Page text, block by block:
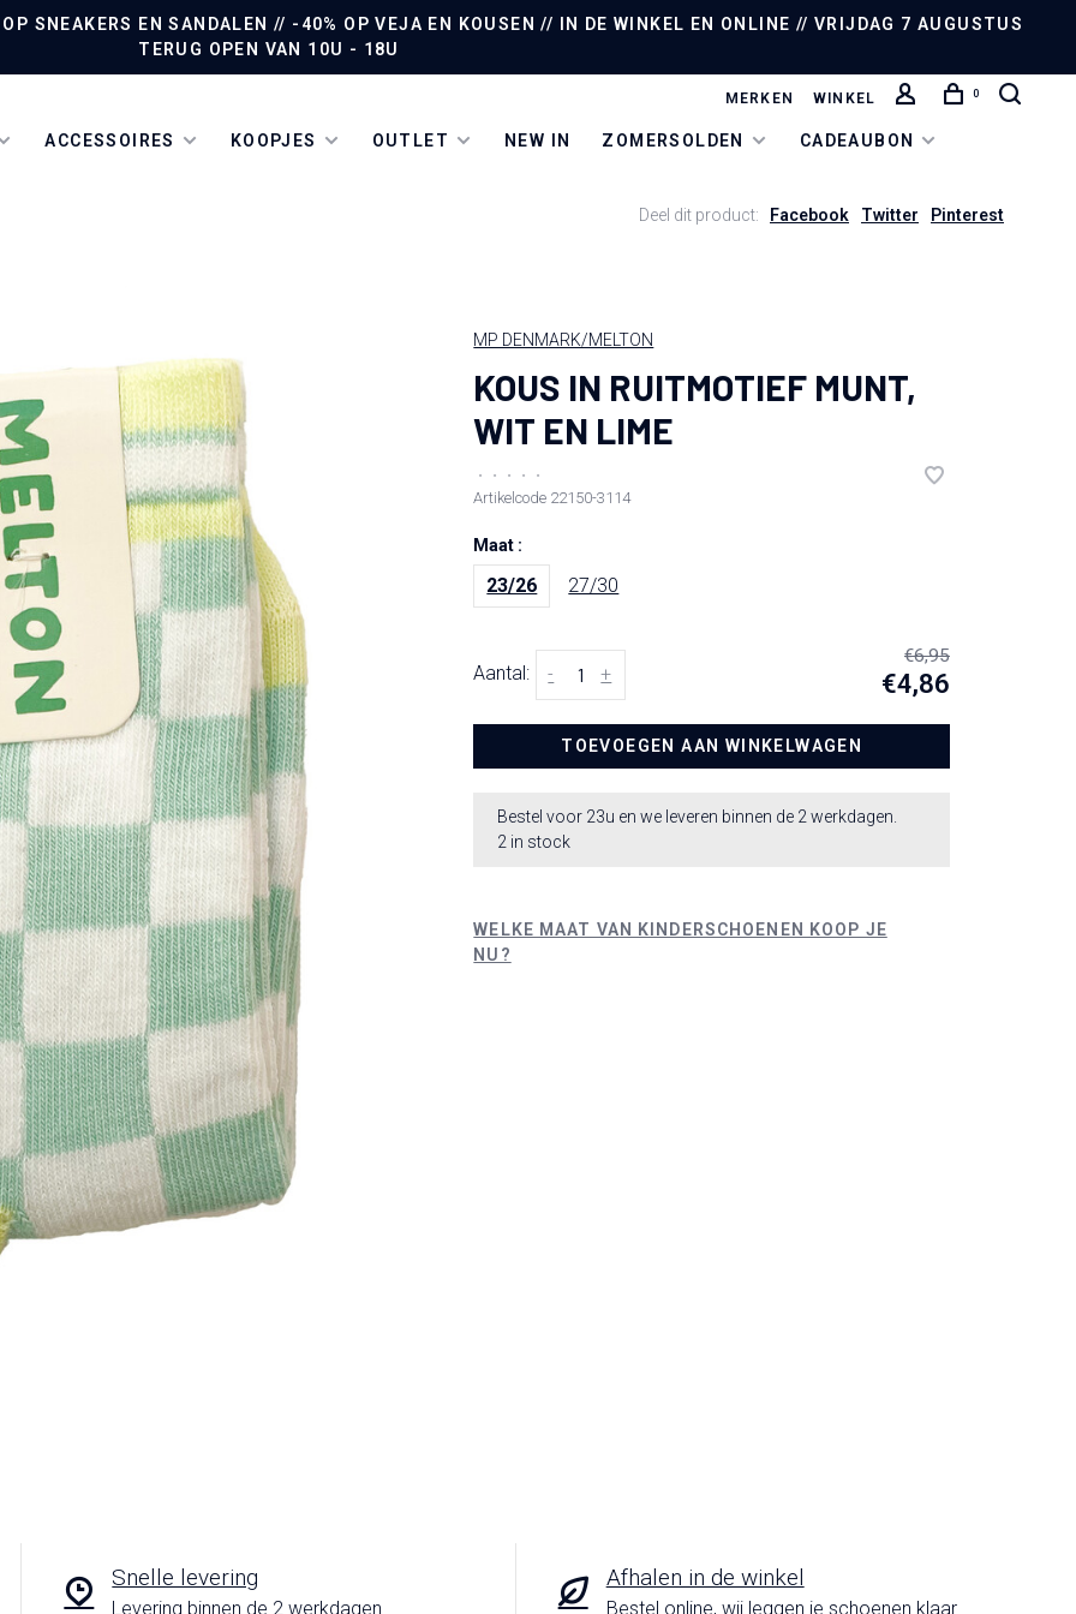
SNEAKERS EN SANDALEN // -40% OP VEJA EN KOUSEN // IN DE WINKEL EN ONLINE // VRIJDAG 7 AUGUSTUS
TERUG OPEN VAN 10U - 18U
ACCESSOIRES KOOPJES OUTLET NEW IN ZOMERSOLDEN CADEAUBON
MERKEN WINKEL 0
Deel dit product: Facebook Twitter Pinterest
MP DENMARK/MELTON
KOUS IN RUITMOTIEF MUNT,
WIT EN LIME
• • • •
•
Artikelcode 22150-3114
Maat :
23/26 27/30
Aantal: +
-
€6,95
€4,86
TOEVOEGEN AAN WINKELWAGEN
Bestel voor 23u en we leveren binnen de 2 werkdagen.
2 in stock
WELKE MAAT VAN KINDERSCHOENEN KOOP JE
NU?
Snelle levering
Levering binnen de 2 werkdagen
Afhalen in de winkel
Bestel online, wij leggen je schoenen klaar